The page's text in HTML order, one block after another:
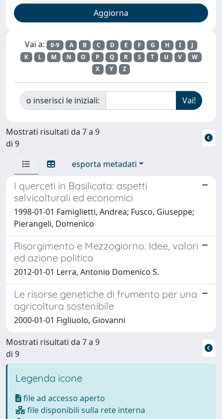
Vai a: 0-9 A B C D E F G H I
J
K
L M N O P Q R S T U V
W
X
Y Z
o inserisci le iniziali:
Mostrati risultati da 7 a 9
di 9
esporta metadati
I querceti in Basilicata: aspetti
selvicolturali ed economici
1998-01-01 Famiglietti, Andrea; Fusco, Giuseppe;
Pierangeli, Domenico
Risorgimento e Mezzogiorno. Idee, valori
ed azione politica
2012-01-01 Lerra, Antonio Domenico S.
Le risorse genetiche di frumento per una
agricoltura sostenibile
2000-01-01 Figliuolo, Giovanni
Mostrati risultati da 7 a 9
di 9
Legenda icone
file ad accesso aperto
file disponibili sulla rete interna